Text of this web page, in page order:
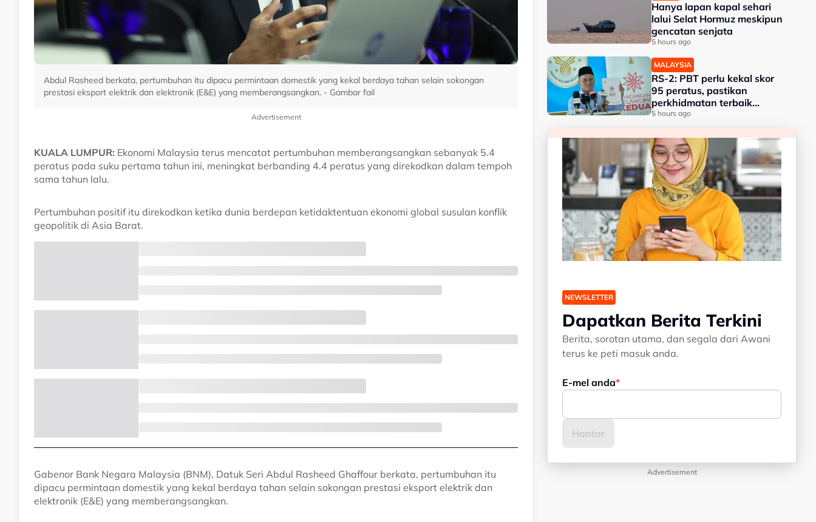
Abdul Rasheed berkata, pertumbuhan itu dipacu permintaan domestik yang kekal berdaya tahan selain sokongan
prestasi eksport elektrik dan elektronik (E&E) yang memberangsangkan. - Gambar fail
Advertisement
KUALA LUMPUR: Ekonomi Malaysia terus mencatat pertumbuhan memberangsangkan sebanyak 5.4
peratus pada suku pertama tahun ini, meningkat berbanding 4.4 peratus yang direkodkan dalam tempoh
sama tahun lalu.
Pertumbuhan positif itu direkodkan ketika dunia berdepan ketidaktentuan ekonomi global susulan konflik
geopolitik di Asia Barat.
Gabenor Bank Negara Malaysia (BNM), Datuk Seri Abdul Rasheed Ghaffour berkata, pertumbuhan itu
dipacu permintaan domestik yang kekal berdaya tahan selain sokongan prestasi eksport elektrik dan
elektronik (E&E) yang memberangsangkan.
Hanya lapan kapal sehari
lalui Selat Hormuz meskipun
gencatan senjata
5 hours ago
MALAYSIA
RS-2: PBT perlu kekal skor
95 peratus, pastikan
perkhidmatan terbaik
kepada rakyat - Amirudin
5 hours ago
NEWSLETTER
Dapatkan Berita Terkini
Berita, sorotan utama, dan segala dari Awani
terus ke peti masuk anda.
E-mel anda
Advertisement